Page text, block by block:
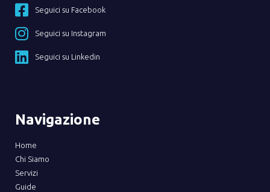
Seguici su Facebook
Seguici su Instagram
Seguici su Linkedin
Navigazione
Home
Chi Siamo
Servizi
Guide